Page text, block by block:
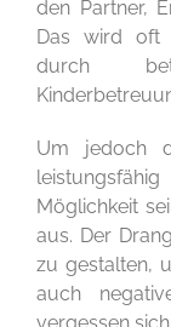
den Partner,
Das wird oft
durch
Um jedoch
Möglichkeit
aus. Der
zu gestalten,
auch